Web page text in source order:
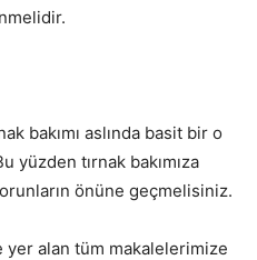
bakımı aslında basit bir o
yüzden tırnak bakımıza
önüne geçmelisiniz.
yer alan tüm makalelerimize